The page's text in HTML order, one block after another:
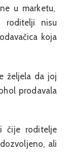
u marketu,
roditelji nisu
koja
željela da joj
prodavala
čije roditelje
ali